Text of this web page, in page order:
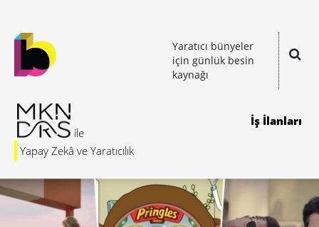
Yaratıcı bünyeler
için günlük besin
kaynağı
Yapay Zekâ ve Yaratıcılık
İş İlanları